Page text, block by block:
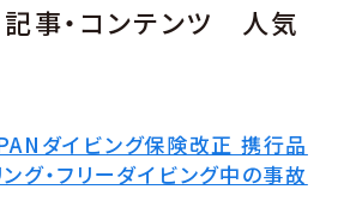
記事・コンテンツ 人気
ダイビング保険改正 携行品
グ・フリーダイビング中の事故